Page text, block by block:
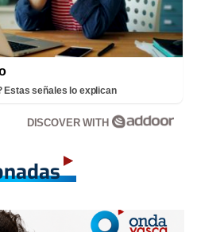
Estas señales lo explican
DISCOVER WITH